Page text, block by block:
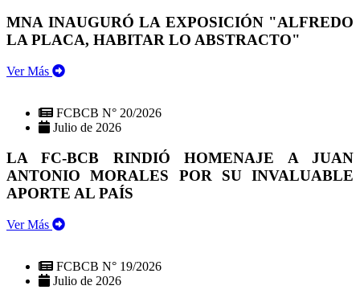
MNA INAUGURÓ LA EXPOSICIÓN "ALFREDO
LA PLACA, HABITAR LO ABSTRACTO"
Ver Más
FCBCB N° 20/2026
Julio de 2026
LA FC-BCB RINDIÓ HOMENAJE A JUAN
ANTONIO MORALES POR SU INVALUABLE
APORTE AL PAÍS
Ver Más
FCBCB N° 19/2026
Julio de 2026